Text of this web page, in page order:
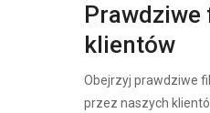
klientów
Obejrzyj prawdziwe
przez naszych